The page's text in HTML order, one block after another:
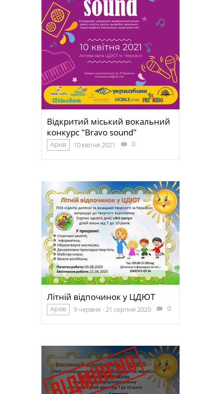
Відкритий міський вокальний
конкурс "Bravo sound"
Архів 10 квітня 2021 0
Літній відпочинок у ЦДЮТ
Архів 9 червня - 21 серпня 2020 0